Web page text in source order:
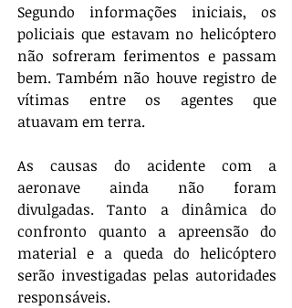
Segundo informações iniciais, os
policiais que estavam no helicóptero
não sofreram ferimentos e passam
bem. Também não houve registro de
vítimas entre os agentes que
atuavam em terra.
As causas do acidente com a
aeronave ainda não foram
divulgadas. Tanto a dinâmica do
confronto quanto a apreensão do
material e a queda do helicóptero
serão investigadas pelas autoridades
responsáveis.